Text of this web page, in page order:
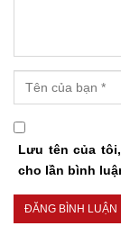
Lưu tên của
cho lần bình